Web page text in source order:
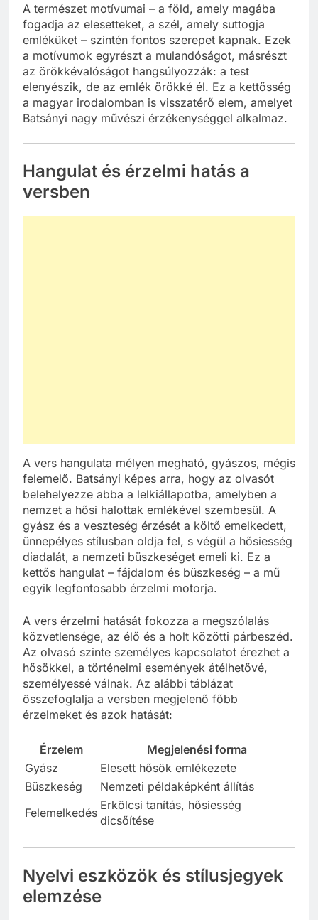
A természet motívumai – a föld, amely magába
fogadja az elesetteket, a szél, amely suttogja
emléküket – szintén fontos szerepet kapnak. Ezek
a motívumok egyrészt a mulandóságot, másrészt
az örökkévalóságot hangsúlyozzák: a test
elenyészik, de az emlék örökké él. Ez a kettősség
a magyar irodalomban is visszatérő elem, amelyet
Batsányi nagy művészi érzékenységgel alkalmaz.
Hangulat és érzelmi hatás a
versben
A vers hangulata mélyen megható, gyászos, mégis
felemelő. Batsányi képes arra, hogy az olvasót
belehelyezze abba a lelkiállapotba, amelyben a
nemzet a hősi halottak emlékével szembesül. A
gyász és a veszteség érzését a költő emelkedett,
ünnepélyes stílusban oldja fel, s végül a hősiesség
diadalát, a nemzeti büszkeséget emeli ki. Ez a
kettős hangulat – fájdalom és büszkeség – a mű
egyik legfontosabb érzelmi motorja.
A vers érzelmi hatását fokozza a megszólalás
közvetlensége, az élő és a holt közötti párbeszéd.
Az olvasó szinte személyes kapcsolatot érezhet a
hősökkel, a történelmi események átélhetővé,
személyessé válnak. Az alábbi táblázat
összefoglalja a versben megjelenő főbb
érzelmeket és azok hatását:
Érzelem
Megjelenési forma
Gyász
Elesett hősök emlékezete
Büszkeség
Nemzeti példaképként állítás
Felemelkedés
Erkölcsi tanítás, hősiesség
dicsőítése
Nyelvi eszközök és stílusjegyek
elemzése